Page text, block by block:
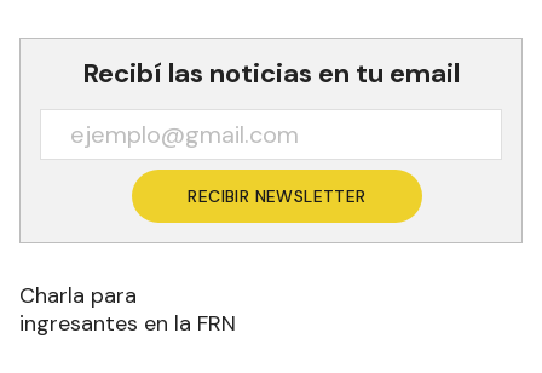
Recibí las noticias en tu email
RECIBIR NEWSLETTER
Charla para
ingresantes en la FRN